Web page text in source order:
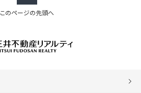
このページの先頭へ